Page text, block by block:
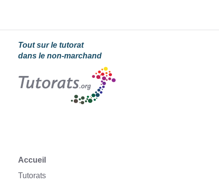
Tout sur le tutorat
dans le non-marchand
Accueil
Tutorats